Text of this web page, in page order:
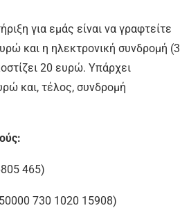
για εμάς είναι να γραφτείτε
και η ηλεκτρονική συνδρομή (3
20 ευρώ. Υπάρχει
και, τέλος, συνδρομή
465)
730 1020 15908)